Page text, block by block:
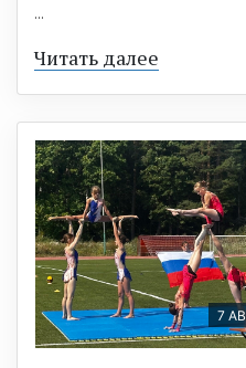
...
Читать далее
7